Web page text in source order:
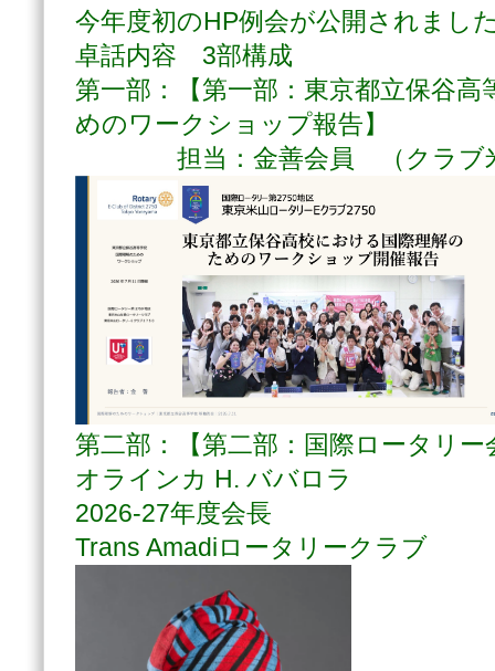
今年度初のHP例会が公開されまし
卓話内容 3部構成
第一部：【第一部：東京都立保谷
めのワークショップ報告】
担当：金善会員 （クラブ米
第二部：【第二部：国際ロータリ
オラインカ H. ババロラ
2026-27年度会長
Trans Amadiロータリークラブ